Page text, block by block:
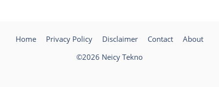
Home Privacy Policy Disclaimer Contact
About
©2026 Neicy Tekno